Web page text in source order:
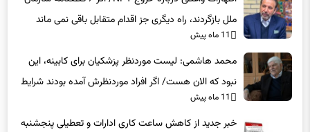
ملل بازگردند، راه دیگری جز اقدام متقابل باقی نمی‌ ماند
11 ماه پیش
محمد هاشمی: لیست موردنظر پزشکیان برای کابینه، این
نبود که الان هست/ اگر افراد موردنظرش آمده بودند شرایط
بهتر بود
11 ماه پیش
خبر جدید از کاهش ساعت کاری ادارات و تعطیلی پنجشنبه